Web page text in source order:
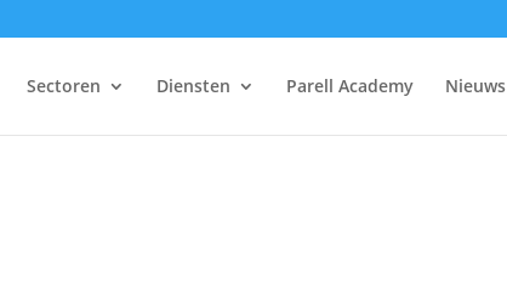
Sectoren Diensten Parell Academy Nieuws